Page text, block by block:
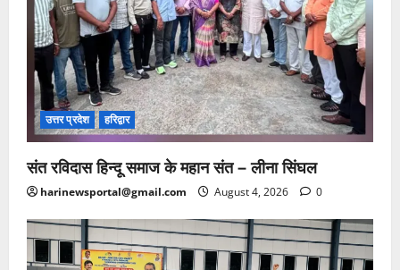
उत्तर प्रदेश हरिद्वार
संत रविदास हिन्दू समाज के महान संत – लीना सिंघल
harinewsportal@gmail.com August 4, 2026 0